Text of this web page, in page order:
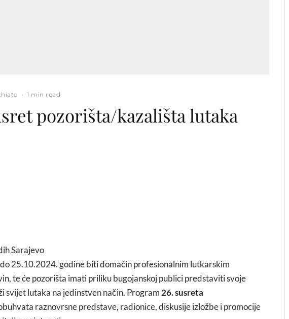
· 1 min read
pozorišta/kazališta lutaka
Sarajevo
25.10.2024. godine biti domaćin profesionalnim lutkarskim
te će pozorišta imati priliku bugojanskoj publici predstaviti svoje
svijet lutaka na jedinstven način. Program 26. susreta
raznovrsne predstave, radionice, diskusije izložbe i promocije